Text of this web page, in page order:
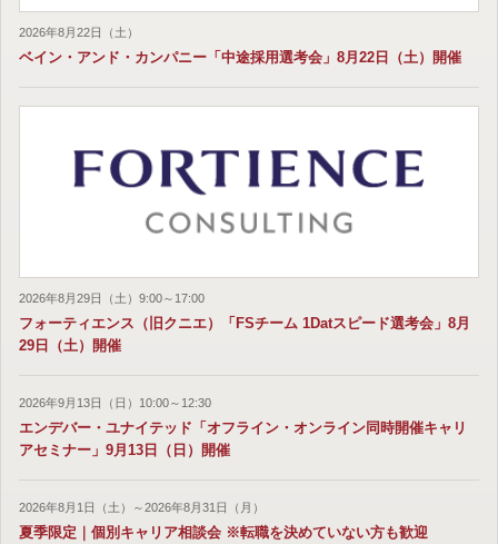
2026年8月22日（土）
ベイン・アンド・カンパニー「中途採用選考会」8月22日（土）開催
2026年8月29日（土）9:00～17:00
フォーティエンス（旧クニエ）「FSチーム 1Datスピード選考会」8月
29日（土）開催
2026年9月13日（日）10:00～12:30
エンデバー・ユナイテッド「オフライン・オンライン同時開催キャリ
アセミナー」9月13日（日）開催
2026年8月1日（土）～2026年8月31日（月）
夏季限定｜個別キャリア相談会 ※転職を決めていない方も歓迎